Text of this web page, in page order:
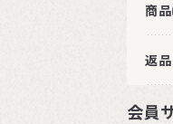
商
返
会員